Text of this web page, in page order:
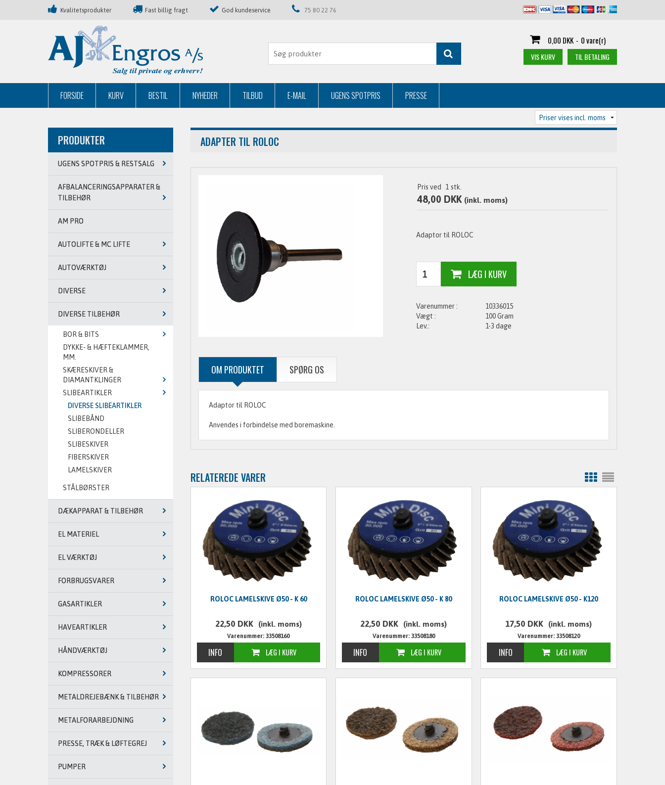
Kvalitetsprodukter Fast billig fragt God kundeservice 75 80 22 76
0,00 DKK - 0 vare(r)
VIS KURV TIL BETALING
FORSIDE KURV BESTIL NYHEDER TILBUD E-MAIL UGENS SPOTPRIS PRESSE
PRODUKTER
UGENS SPOTPRIS & RESTSALG
AFBALANCERINGSAPPARATER &
TILBEHØR
AM PRO
AUTOLIFTE & MC LIFTE
AUTOVÆRKTØJ
DIVERSE
DIVERSE TILBEHØR
BOR & BITS
DYKKE- & HÆFTEKLAMMER,
MM.
SKÆRESKIVER &
DIAMANTKLINGER
SLIBEARTIKLER
DIVERSE SLIBEARTIKLER
SLIBEBÅND
SLIBERONDELLER
SLIBESKIVER
FIBERSKIVER
LAMELSKIVER
STÅLBØRSTER
DÆKAPPARAT & TILBEHØR
EL MATERIEL
EL VÆRKTØJ
FORBRUGSVARER
GASARTIKLER
HAVEARTIKLER
HÅNDVÆRKTØJ
KOMPRESSORER
METALDREJEBÆNK & TILBEHØR
METALFORARBEJDNING
PRESSE, TRÆK & LØFTEGREJ
PUMPER
ADAPTER TIL ROLOC
Pris ved 1 stk.
48,00 DKK (inkl. moms)
Adaptor til ROLOC
10336015
100 Gram
1-3 dage
OM PRODUKTET SPØRG OS
Adaptor til ROLOC
Anvendes i forbindelse med boremaskine.
RELATEREDE VARER
ROLOC LAMELSKIVE Ø50 - K 60
22,50 DKK (inkl. moms)
Varenummer: 33508160
ROLOC LAMELSKIVE Ø50 - K 80
22,50 DKK (inkl. moms)
Varenummer: 33508180
ROLOC LAMELSKIVE Ø50 - K120
17,50 DKK (inkl. moms)
Varenummer: 33508120